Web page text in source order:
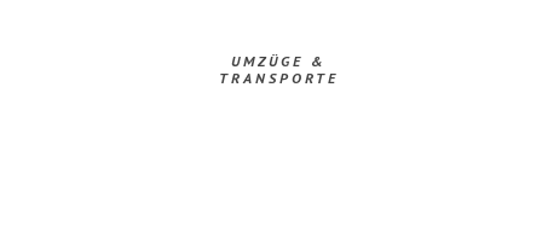
UMZÜGE &
TRANSPORTE